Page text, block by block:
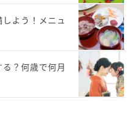
よう！メニュ
る？何歳で何月